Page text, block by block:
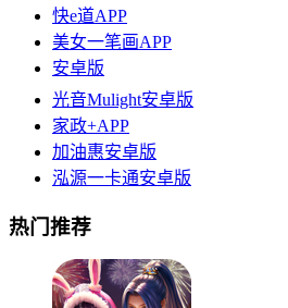
快e道APP
美女一笔画APP
安卓版
光音Mulight安卓版
家政+APP
加油惠安卓版
泓源一卡通安卓版
热门推荐